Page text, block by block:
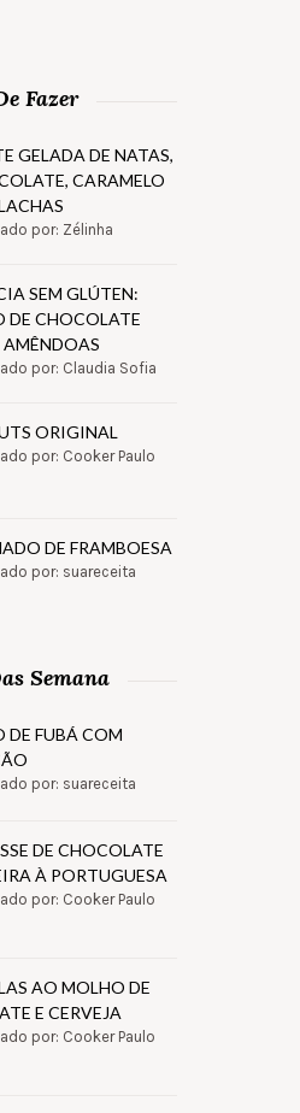
Fazer
GELADA DE NATAS,
CARAMELO
por: Zélinha
SEM GLÚTEN:
DE CHOCOLATE
por: Claudia Sofia
ORIGINAL
por: Cooker Paulo
DE FRAMBOESA
por: suareceita
Semana
DE FUBÁ COM
por: suareceita
DE CHOCOLATE
À PORTUGUESA
por: Cooker Paulo
AO MOLHO DE
E CERVEJA
por: Cooker Paulo